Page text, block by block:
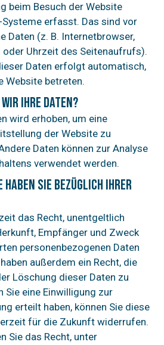
beim Besuch der Website
Systeme erfasst. Das sind vor
Daten (z. B. Internetbrowser,
Uhrzeit des Seitenaufrufs).
Daten erfolgt automatisch,
Website betreten.
Ihre Daten?
wird erhoben, um eine
der Website zu
Daten können zur Analyse
verwendet werden.
haben Sie bezüglich Ihrer
das Recht, unentgeltlich
Empfänger und Zweck
personenbezogenen Daten
außerdem ein Recht, die
Löschung dieser Daten zu
Sie eine Einwilligung zur
erteilt haben, können Sie diese
für die Zukunft widerrufen.
Sie das Recht, unter